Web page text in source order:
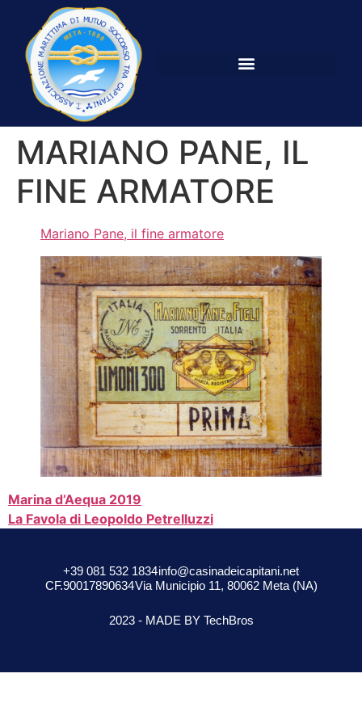
MARIANO PANE, IL
FINE ARMATORE
Mariano Pane, il fine armatore
Marina d’Aequa 2019
La Favola di Leopoldo Petrelluzzi
+39 081 532 1834info@casinadeicapitani.net
CF.90017890634Via Municipio 11, 80062 Meta (NA)
2023 - MADE BY TechBros